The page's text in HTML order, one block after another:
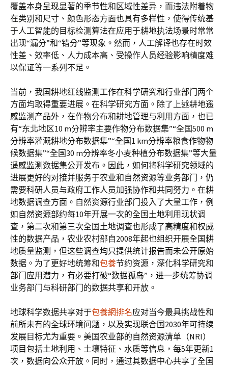
覆盖本身呈现显著的季节性和区域性差异，而违法附着物
在类别和尺寸、颜色形态方面也具有多样性，使得传统基
于人工智能的目标检测算法在应用于耕地执法场景时常常
出现“漏分”和“错分”等现象。然而，人工解译也存在时效
性差、效率低、人力成本高、受操作人员经验影响精度难
以保证等一系列不足。
当前，我国耕地红线监测工作在科学研究和行业部门两个
方面均取得重要进展。在科学研究方面。除了上述耕地遥
感监测产品外，在作物分布和耕地管理与利用方面，也已
有“东北地区10 m分辨率主要作物分布数据集”“全国500 m
分辨率灌溉耕地分布数据集”“全国1 km分辨率粮食作物物
候数据集”“全国30 m分辨率冬小麦种植分布数据集”等大量
遥感监测数据集公开发布。因此，如何将科学研究领域的
进展更好的对接并服务于农业和自然资源等业务部门，仍
需要科研人员与政府工作人员加强协作和共同努力。在耕
地数据调查方面。自然资源行业部门投入了大量工作，例
如自然资源部约每10年开展一次的全国土地利用现状调
查，第二次和第三次全国土地调查也形成了高精度和权威
性的数据产品，农业农村部自2008年起也组织开展全国耕
地质量监测，但这些调查均只提供统计报告而未公开原始
数据。为了更好地统筹和包養节约资源，深化科学研究和
部门应用潜力，有必要打破“数据孤岛”，进一步统筹协调
业务部门与科研部门的数据共享和开放。
地球科学数据共享对于包養網排名应对当今最具挑战性和
前所未有的全球环境问题，以及实现联合国2030年可持续
发展目标尤为重要。美国农业部的自然资源清单（NRI）
项目包括土地利用、土壤特征、水质等信息，每5年更新1
次，数据向公众开放。同时，通过其数据中心共享了全国